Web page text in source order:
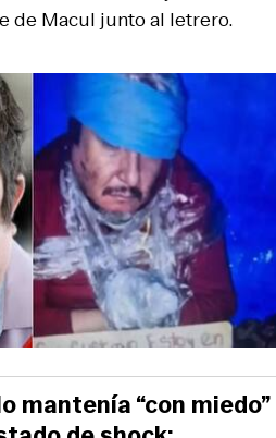
de Macul junto al letrero.
mantenía “con miedo”